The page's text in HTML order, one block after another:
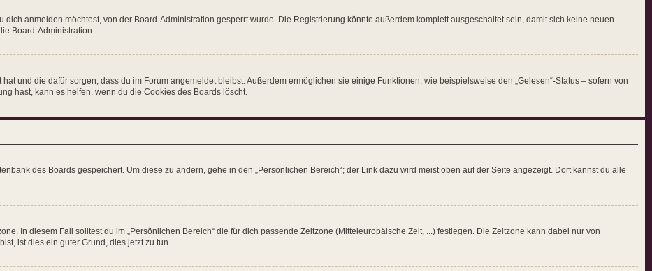
dich anmelden möchtest, von der Board-Administration gesperrt wurde. Die Registrierung könnte außerdem komplett ausgeschaltet sein, damit sich keine neuen
Board-Administration.
und die dafür sorgen, dass du im Forum angemeldet bleibst. Außerdem ermöglichen sie einige Funktionen, wie beispielsweise den „Gelesen“-Status – sofern von
hast, kann es helfen, wenn du die Cookies des Boards löscht.
des Boards gespeichert. Um diese zu ändern, gehe in den „Persönlichen Bereich“; der Link dazu wird meist oben auf der Seite angezeigt. Dort kannst du alle
In diesem Fall solltest du im „Persönlichen Bereich“ die für dich passende Zeitzone (Mitteleuropäische Zeit, ...) festlegen. Die Zeitzone kann dabei nur von
ist dies ein guter Grund, dies jetzt zu tun.